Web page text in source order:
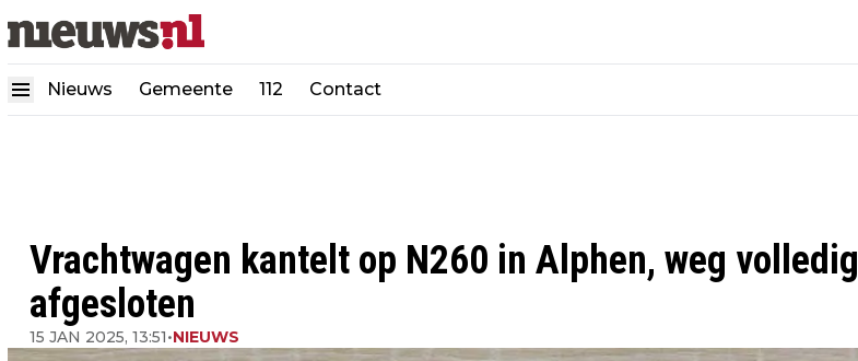
Nieuws Gemeente 112 Contact
Vrachtwagen kantelt op N260 in Alphen, weg volledig
afgesloten
15 JAN 2025, 13:51•NIEUWS